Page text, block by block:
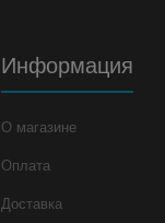
Информация
О магазине
Оплата
Доставка